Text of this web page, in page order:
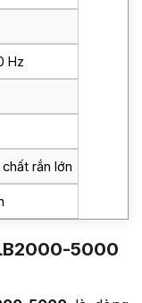
Hz
rắn lớn
5000